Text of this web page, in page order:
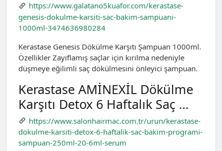
https://www.galatano5kuafor.com/kerastase-
genesis-dokulme-karsiti-sac-bakim-sampuani-
1000ml-3474636980284
Kerastase Genesis Dökülme Karşıtı Şampuan 1000ml.
Özellikler Zayıflamış saçlar için kırılma nedeniyle
düşmeye eğilimli saç dökülmesini önleyici şampuan.
Kerastase AMİNEXİL Dökülme
Karşıtı Detox 6 Haftalık Saç …
https://www.salonhairmac.com.tr/urun/kerastase-
dokulme-karsiti-detox-6-haftalik-sac-bakim-programi-
sampuan-250ml-20-6ml-serum